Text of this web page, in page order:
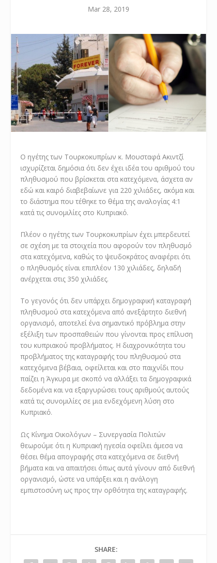
Mar 28, 2019
Ο ηγέτης των Τουρκοκυπρίων κ. Μουσταφά Ακιντζί
ισχυρίζεται δημόσια ότι δεν έχει ιδέα του αριθμού του
πληθυσμού που βρίσκεται στα κατεχόμενα, άσχετα αν
εδώ και καιρό διαβεβαίωνε για 220 χιλιάδες, ακόμα και
το διάστημα που τέθηκε το θέμα της αναλογίας 4:1
κατά τις συνομιλίες στο Κυπριακό.
Πλέον ο ηγέτης των Τουρκοκυπρίων έχει μπερδευτεί
σε σχέση με τα στοιχεία που αφορούν τον πληθυσμό
στα κατεχόμενα, καθώς το ψευδοκράτος αναφέρει ότι
ο πληθυσμός είναι επιπλέον 130 χιλιάδες, δηλαδή
ανέρχεται στις 350 χιλιάδες.
Το γεγονός ότι δεν υπάρχει δημογραφική καταγραφή
πληθυσμού στα κατεχόμενα από ανεξάρτητο διεθνή
οργανισμό, αποτελεί ένα σημαντικό πρόβλημα στην
εξέλιξη των προσπαθειών που γίνονται προς επίλυση
του κυπριακού προβλήματος. Η διαχρονικότητα του
προβλήματος της καταγραφής του πληθυσμού στα
κατεχόμενα βέβαια, οφείλεται και στο παιχνίδι που
παίζει η Άγκυρα με σκοπό να αλλάξει τα δημογραφικά
δεδομένα και να εξαργυρώσει τους αριθμούς αυτούς
κατά τις συνομιλίες σε μια ενδεχόμενη λύση στο
Κυπριακό.
Ως Κίνημα Οικολόγων – Συνεργασία Πολιτών
θεωρούμε ότι η Κυπριακή ηγεσία οφείλει άμεσα να
θέσει θέμα απογραφής στα κατεχόμενα σε διεθνή
βήματα και να απαιτήσει όπως αυτά γίνουν από διεθνή
οργανισμό, ώστε να υπάρξει και η ανάλογη
εμπιστοσύνη ως προς την ορθότητα της καταγραφής.
SHARE: